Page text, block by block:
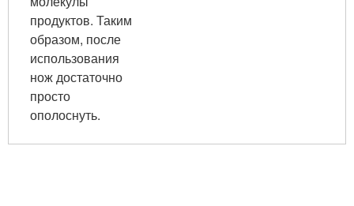
продуктов. Таким
образом, после
использования
нож достаточно
просто
ополоснуть.